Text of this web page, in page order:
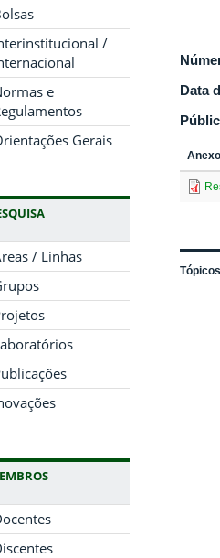
/
e
Gerais
/ Linhas
Data
Anexo